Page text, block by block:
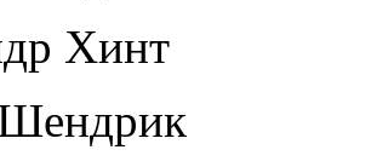
Хинт